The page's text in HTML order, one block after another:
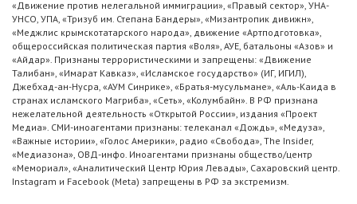
«Движение против нелегальной иммиграции», «Правый сектор», УНА-
УНСО, УПА, «Тризуб им. Степана Бандеры», «Мизантропик дивижн»,
«Меджлис крымскотатарского народа», движение «Артподготовка»,
общероссийская политическая партия «Воля», АУЕ, батальоны «Азов» и
«Айдар». Признаны террористическими и запрещены: «Движение
Талибан», «Имарат Кавказ», «Исламское государство» (ИГ, ИГИЛ),
Джебхад-ан-Нусра, «АУМ Синрике», «Братья-мусульмане», «Аль-Каида в
странах исламского Магриба», «Сеть», «Колумбайн». В РФ признана
нежелательной деятельность «Открытой России», издания «Проект
Медиа». СМИ-иноагентами признаны: телеканал «Дождь», «Медуза»,
«Важные истории», «Голос Америки», радио «Свобода», The Insider,
«Медиазона», ОВД-инфо. Иноагентами признаны общество/центр
«Мемориал», «Аналитический Центр Юрия Левады», Сахаровский центр.
Instagram и Facebook (Metа) запрещены в РФ за экстремизм.